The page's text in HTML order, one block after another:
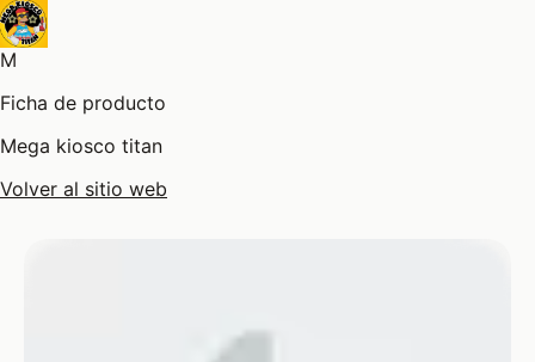
M
Ficha de producto
Mega kiosco titan
Volver al sitio web